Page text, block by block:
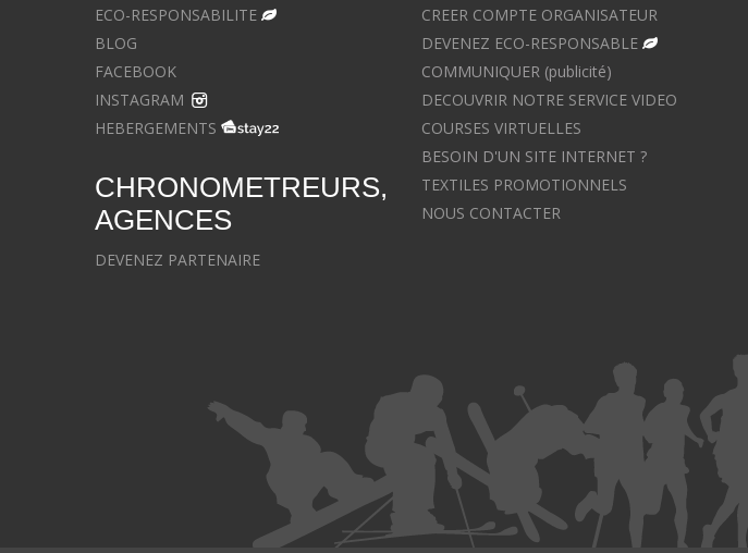
ECO-RESPONSABILITE
BLOG
FACEBOOK
INSTAGRAM
HEBERGEMENTS
CHRONOMETREURS,
AGENCES
DEVENEZ PARTENAIRE
CREER COMPTE ORGANISATEUR
DEVENEZ ECO-RESPONSABLE
COMMUNIQUER (publicité)
DECOUVRIR NOTRE SERVICE VIDEO
COURSES VIRTUELLES
BESOIN D'UN SITE INTERNET ?
TEXTILES PROMOTIONNELS
NOUS CONTACTER